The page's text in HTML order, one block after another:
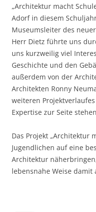
„Architektur macht
Adorf in diesem
Museumsleiter des
Herr Dietz führte uns
uns kurzweilig viel
Geschichte und den
außerdem von der
Architekten Ronny
weiteren
Expertise zur Seite
Das Projekt „Architektur
Jugendlichen auf eine
Architektur
lebensnahe Weise damit